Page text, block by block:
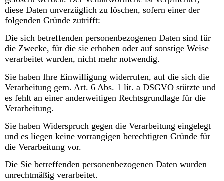
diese Daten unverzüglich zu löschen, sofern einer der
folgenden Gründe zutrifft:
Die sich betreffenden personenbezogenen Daten sind für
die Zwecke, für die sie erhoben oder auf sonstige Weise
verarbeitet wurden, nicht mehr notwendig.
Sie haben Ihre Einwilligung widerrufen, auf die sich die
Verarbeitung gem. Art. 6 Abs. 1 lit. a DSGVO stützte und
es fehlt an einer anderweitigen Rechtsgrundlage für die
Verarbeitung.
Sie haben Widerspruch gegen die Verarbeitung eingelegt
und es liegen keine vorrangigen berechtigten Gründe für
die Verarbeitung vor.
Die Sie betreffenden personenbezogenen Daten wurden
unrechtmäßig verarbeitet.